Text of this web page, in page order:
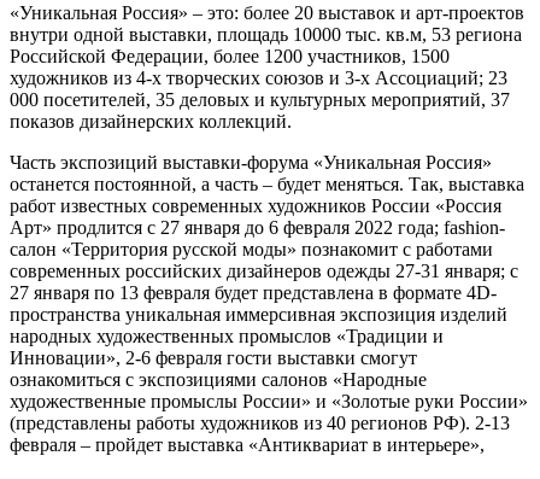
«Уникальная Россия» – это: более 20 выставок и арт-проектов
внутри одной выставки, площадь 10000 тыс. кв.м, 53 региона
Российской Федерации, более 1200 участников, 1500
художников из 4-х творческих союзов и 3-х Ассоциаций; 23
000 посетителей, 35 деловых и культурных мероприятий, 37
показов дизайнерских коллекций.
Часть экспозиций выставки-форума «Уникальная Россия»
останется постоянной, а часть – будет меняться. Так, выставка
работ известных современных художников России «Россия
Арт» продлится с 27 января до 6 февраля 2022 года; fashion-
салон «Территория русской моды» познакомит с работами
современных российских дизайнеров одежды 27-31 января; с
27 января по 13 февраля будет представлена в формате 4D-
пространства уникальная иммерсивная экспозиция изделий
народных художественных промыслов «Традиции и
Инновации», 2-6 февраля гости выставки смогут
ознакомиться с экспозициями салонов «Народные
художественные промыслы России» ­и «Золотые руки России»
(представлены работы художников из 40 регионов РФ). 2-13
февраля – пройдет выставка «Антиквариат в интерьере»,